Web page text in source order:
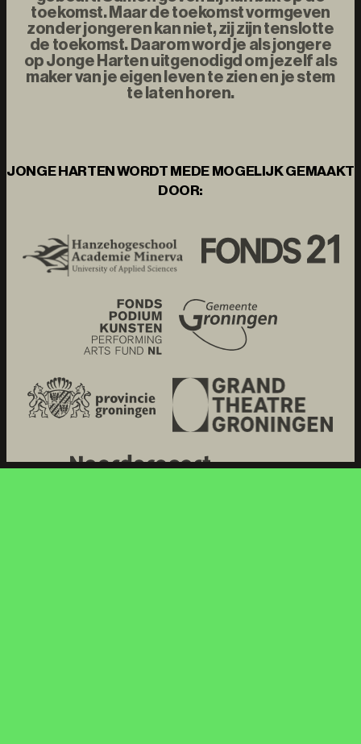
toekomst. Maar de toekomst vormgeven
zonder jongeren kan niet, zij zijn tenslotte
de toekomst. Daarom word je als jongere
op Jonge Harten uitgenodigd om jezelf als
maker van je eigen leven te zien en je stem
te laten horen.
JONGE HARTEN WORDT MEDE MOGELIJK GEMAAKT
DOOR: